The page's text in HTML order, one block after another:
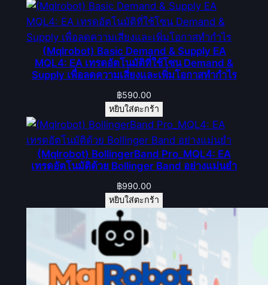
(Mqlrobot) Basic Demand & Supply EA
MQL4: EA เทรดอัตโนมัติที่ใช้โซน Demand &
Supply เพื่อลดความเสี่ยงและเพิ่มโอกาสทำกำไร
฿590.00
หยิบใส่ตะกร้า
(Mqlrobot) BollingerBand Pro_MQL4: EA
เทรดอัตโนมัติด้วย Bollinger Band อย่างแม่นยำ
฿990.00
หยิบใส่ตะกร้า